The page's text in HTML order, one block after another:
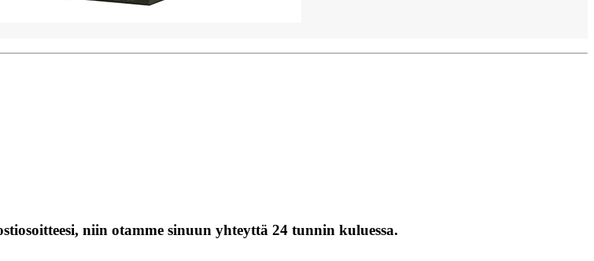
niin otamme sinuun yhteyttä 24 tunnin kuluessa.